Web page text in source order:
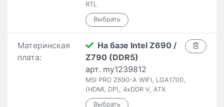
RTL
Материнская
плата:
На базе Intel Z690 /
Z790 (DDR5)
арт. my1239812
MSI PRO Z690-A WIFI, LGA1700,
(HDMI, DP), 4xDDR V, ATX